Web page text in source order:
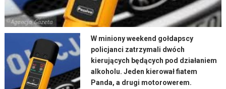
W miniony weekend gołdapscy
policjanci zatrzymali dwóch
kierujących będących pod działaniem
alkoholu. Jeden kierował fiatem
Panda, a drugi motorowerem.